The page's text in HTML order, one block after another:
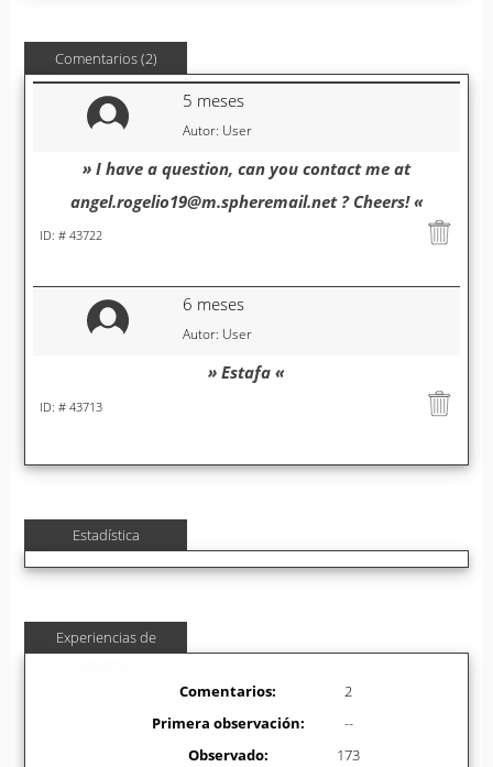
Comentarios (2)
Autor: User
5 meses
ID: # 43722
» I have a question, can you contact me at
angel.rogelio19@m.spheremail.net ? Cheers! «
Autor: User
6 meses
ID: # 43713
» Estafa «
Estadística
Experiencias de
Comentarios:
2
Primera observación:
--
Observado:
173